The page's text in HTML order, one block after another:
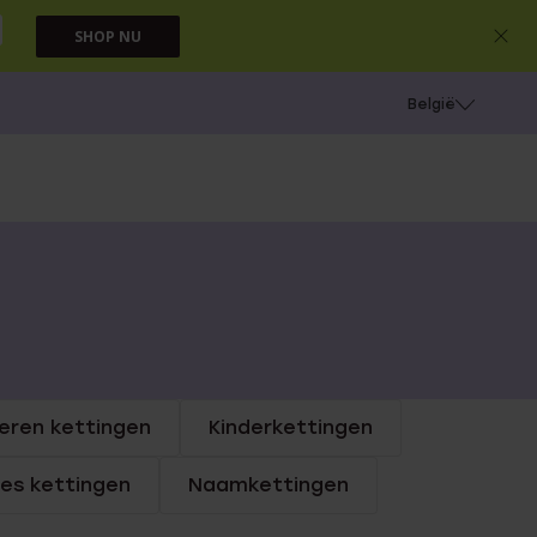
SHOP NU
België
kettingen Kinderkettingen
kettingen Naamkettingen